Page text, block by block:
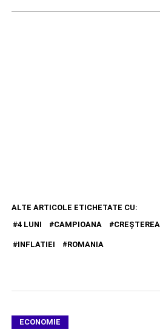
ALTE ARTICOLE ETICHETATE CU:
4 LUNI
CAMPIOANA CREȘTEREA
INFLATIEI ROMANIA
ECONOMIE